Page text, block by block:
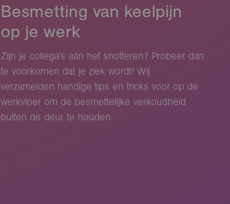
Besmetting van keelpijn
op je werk
Zijn je collega’s aan het snotteren? Probeer dan
te voorkomen dat je ziek wordt! Wij
verzamelden handige tips en tricks voor op de
werkvloer om de besmettelijke verkoudheid
buiten de deur te houden.